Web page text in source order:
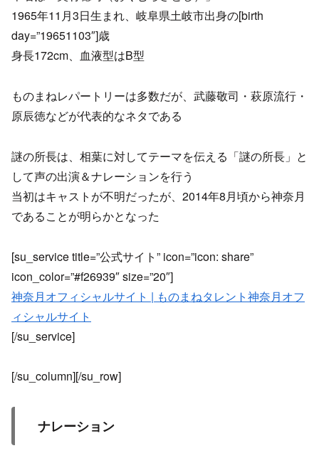
1965年11月3日生まれ、岐阜県土岐市出身の[birth
day=”19651103″]歳
身長172cm、血液型はB型
ものまねレパートリーは多数だが、武藤敬司・萩原流行・
原辰徳などが代表的なネタである
謎の所長は、相葉に対してテーマを伝える「謎の所長」と
して声の出演＆ナレーションを行う
当初はキャストが不明だったが、2014年8月頃から神奈月
であることが明らかとなった
[su_service title=”公式サイト” icon=”icon: share”
icon_color=”#f26939″ size=”20″]
神奈月オフィシャルサイト | ものまねタレント神奈月オフ
ィシャルサイト
[/su_service]
[/su_column][/su_row]
ナレーション